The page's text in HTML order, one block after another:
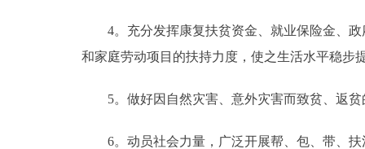
4。充分发挥康复扶贫资金、就业保险金、政
和家庭劳动项目的扶持力度，使之生活水平稳步
5。做好因自然灾害、意外灾害而致贫、返贫
6。动员社会力量，广泛开展帮、包、带、扶